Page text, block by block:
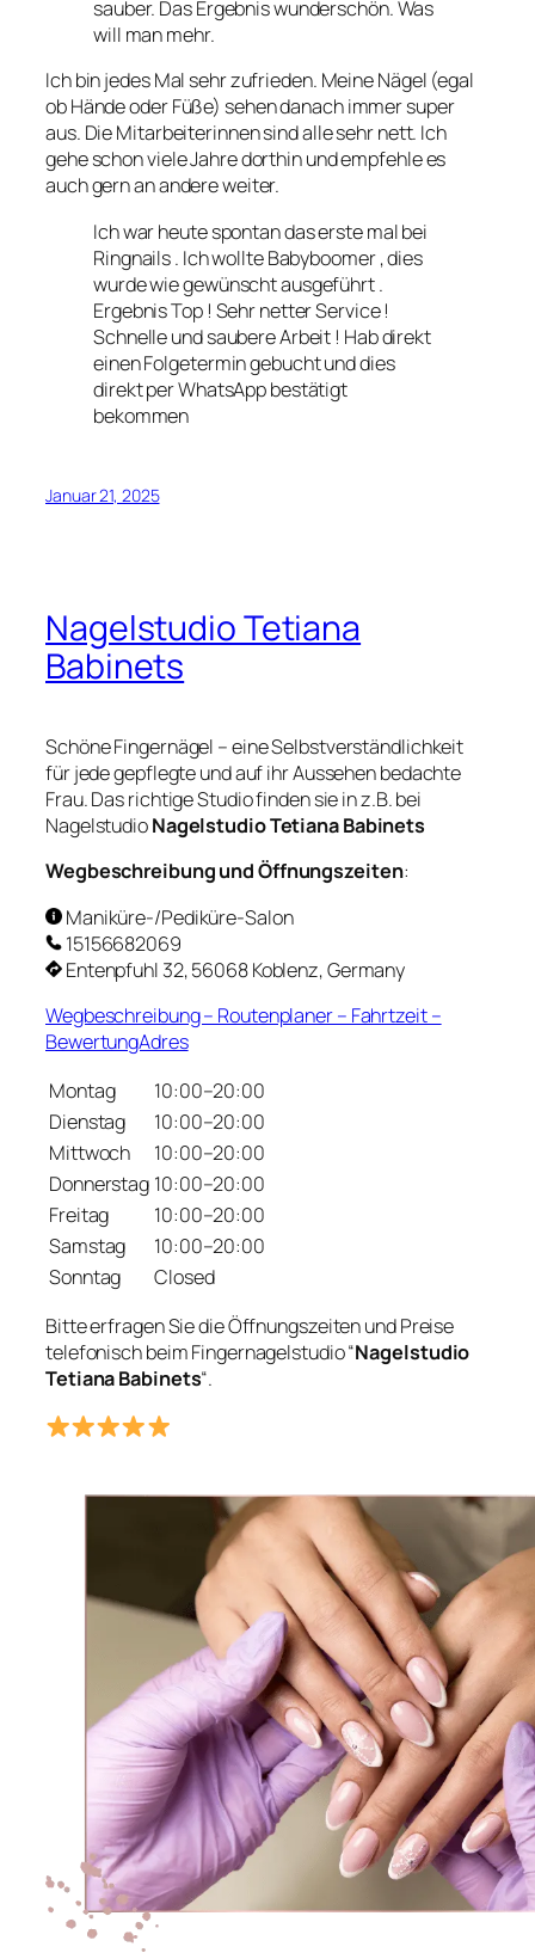
sauber. Das Ergebnis wunderschön. Was
will man mehr.
Ich bin jedes Mal sehr zufrieden. Meine Nägel (egal
ob Hände oder Füße) sehen danach immer super
aus. Die Mitarbeiterinnen sind alle sehr nett. Ich
gehe schon viele Jahre dorthin und empfehle es
auch gern an andere weiter.
Ich war heute spontan das erste mal bei
Ringnails . Ich wollte Babyboomer , dies
wurde wie gewünscht ausgeführt .
Ergebnis Top ! Sehr netter Service !
Schnelle und saubere Arbeit ! Hab direkt
einen Folgetermin gebucht und dies
direkt per WhatsApp bestätigt
bekommen
Januar 21, 2025
Nagelstudio Tetiana
Babinets
Schöne Fingernägel – eine Selbstverständlichkeit
für jede gepflegte und auf ihr Aussehen bedachte
Frau. Das richtige Studio finden sie in z.B. bei
NagelstudioNagelstudio Tetiana Babinets
Wegbeschreibung und Öffnungszeiten:
Maniküre-/Pediküre-Salon
15156682069
Entenpfuhl 32, 56068 Koblenz, Germany
Wegbeschreibung – Routenplaner – Fahrtzeit –
BewertungAdres
Montag
10:00–20:00
Dienstag
10:00–20:00
Mittwoch
10:00–20:00
Donnerstag 10:00–20:00
Freitag
10:00–20:00
Samstag
10:00–20:00
Sonntag
Closed
Bitte erfragen Sie die Öffnungszeiten und Preise
telefonisch beim Fingernagelstudio “Nagelstudio
Tetiana Babinets“.